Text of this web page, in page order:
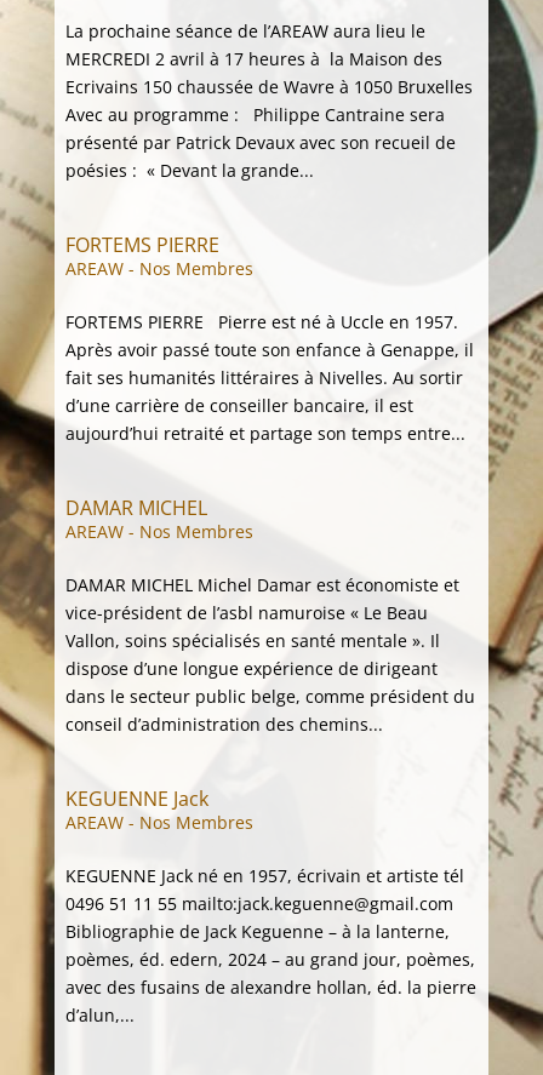
La prochaine séance de l’AREAW aura lieu le
MERCREDI 2 avril à 17 heures à la Maison des
Ecrivains 150 chaussée de Wavre à 1050 Bruxelles
Avec au programme : Philippe Cantraine sera
présenté par Patrick Devaux avec son recueil de
poésies : « Devant la grande...
FORTEMS PIERRE
AREAW - Nos Membres
FORTEMS PIERRE Pierre est né à Uccle en 1957.
Après avoir passé toute son enfance à Genappe, il
fait ses humanités littéraires à Nivelles. Au sortir
d’une carrière de conseiller bancaire, il est
aujourd’hui retraité et partage son temps entre...
DAMAR MICHEL
AREAW - Nos Membres
DAMAR MICHEL Michel Damar est économiste et
vice-président de l’asbl namuroise « Le Beau
Vallon, soins spécialisés en santé mentale ». Il
dispose d’une longue expérience de dirigeant
dans le secteur public belge, comme président du
conseil d’administration des chemins...
KEGUENNE Jack
AREAW - Nos Membres
KEGUENNE Jack né en 1957, écrivain et artiste tél
0496 51 11 55 mailto:jack.keguenne@gmail.com
Bibliographie de Jack Keguenne – à la lanterne,
poèmes, éd. edern, 2024 – au grand jour, poèmes,
avec des fusains de alexandre hollan, éd. la pierre
d’alun,...